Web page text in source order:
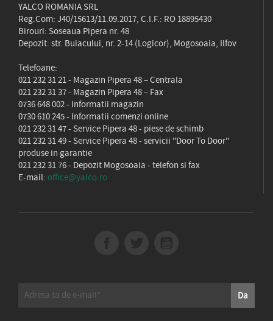
YALCO ROMANIA SRL
Reg.Com: J40/15613/11.09.2017, C.I.F.: RO 18895430
Birouri: Soseaua Pipera nr. 48
Depozit: str. Buiacului, nr. 2-14 (Logicor), Mogosoaia, Ilfov
Telefoane:
021 232 31 21- Magazin Pipera 48 – Centrala
021 232 31 37- Magazin Pipera 48 – Fax
0736 648 002- Informatii magazin
0730 610 245- Informatii comenzi online
021 232 31 47- Service Pipera 48 - piese de schimb
021 232 31 49- Service Pipera 48 - servicii "Door To Door"
produse in garantie
021 232 31 76- Depozit Mogosoaia - telefon si fax
E-mail: office@yalco.ro